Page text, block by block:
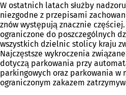
W ostatnich latach służby
niezgodne z przepisami
znów występują znacznie
ograniczone do poszczególnych
wszystkich dzielnic stolicy kraju
Najczęstsze wykroczenia
dotyczą parkowania przy
parkingowych oraz parkowania w
ograniczonym zakazem